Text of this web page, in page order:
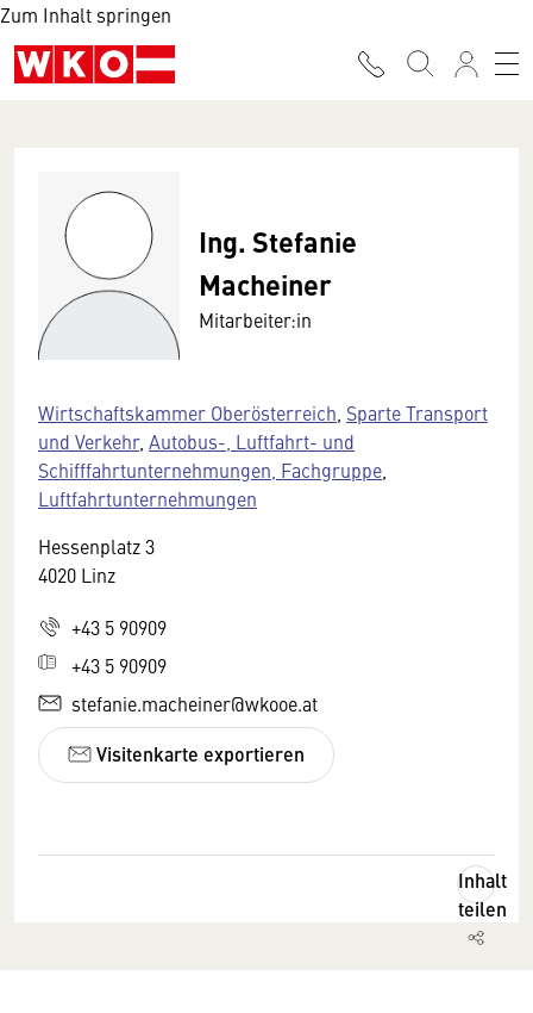
Zum Inhalt springen
Ing. Stefanie
Macheiner
Mitarbeiter:in
Wirtschaftskammer Oberösterreich Sparte Transport
und Verkehr, Autobus-, Luftfahrt- und
Schifffahrtunternehmungen, Fachgruppe
Luftfahrtunternehmungen
Hessenplatz 3
4020 Linz
+43 5 90909
+43 5 90909
stefanie.macheiner@wkooe.at
Visitenkarte exportieren
Inhalt
teilen